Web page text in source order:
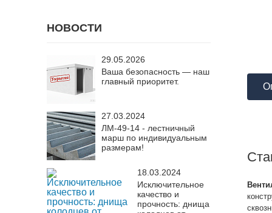
НОВОСТИ
29.05.2026
Ваша безопасность — наш
главный приоритет.
27.03.2024
ЛМ-49-14 - лестничный
марш по индивидуальным
размерам!
18.03.2024
Исключительное
качество и
прочность: днища